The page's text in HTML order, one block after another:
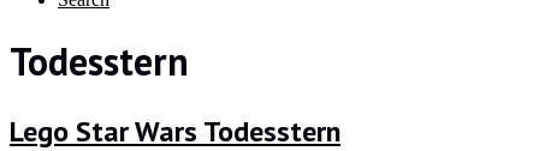
Todesstern
Lego Star Wars Todesstern